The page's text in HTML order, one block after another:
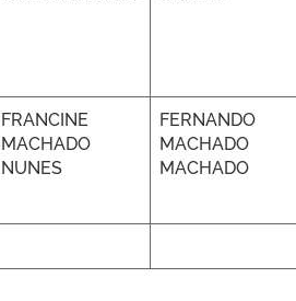
FRANCINE
MACHADO
NUNES
FERNANDO
MACHADO
MACHADO